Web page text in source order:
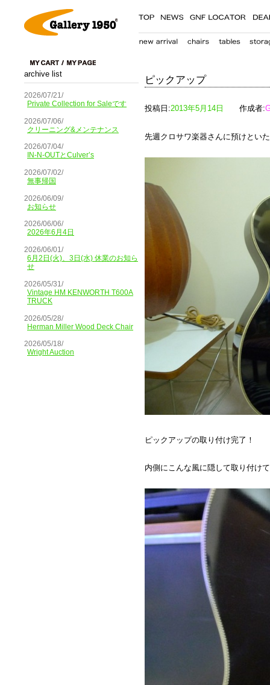
archive list
2026/07/21/
Private Collection for Saleです
2026/07/06/
クリーニング&メンテナンス
2026/07/04/
IN-N-OUTとCulver’s
2026/07/02/
無事帰国
2026/06/09/
お知らせ
2026/06/06/
2026年6月4日
2026/06/01/
6月2日(火)、3日(水) 休業のお知ら
せ
2026/05/31/
Vintage HM KENWORTH T600A
TRUCK
2026/05/28/
Herman Miller Wood Deck Chair
2026/05/18/
Wright Auction
ピックアップ
投稿日:2013年5月14日 作成者:
先週クロサワ楽器さんに預けとい
ピックアップの取り付け完了！
内側にこんな風に隠して取り付け